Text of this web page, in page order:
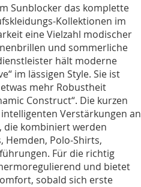
Sunblocker das komplette
Kollektionen im
eine Vielzahl modischer
und sommerliche
hält moderne
im lässigen Style. Sie ist
mehr Robustheit
Construct“. Die kurzen
Verstärkungen an
die kombiniert werden
Hemden, Polo-Shirts,
Für die richtig
und bietet
sobald sich erste